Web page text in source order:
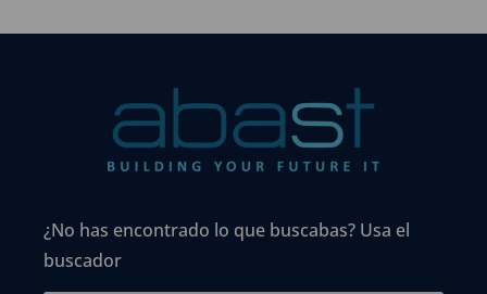
¿No has encontrado lo que buscabas? Usa el
buscador